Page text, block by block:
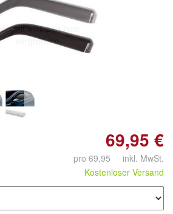
Doppelt antippen zum
vergrößern
69,95 €
pro 69,95 inkl. MwSt.
Kostenloser Versand